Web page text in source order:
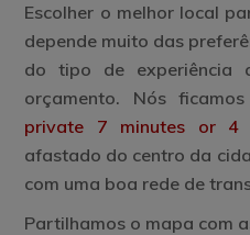
Escolher o melhor local
depende muito das
do tipo de experiência
orçamento. Nós
private 7 minutes or 4
afastado do centro da
com uma boa rede de
Partilhamos o mapa com